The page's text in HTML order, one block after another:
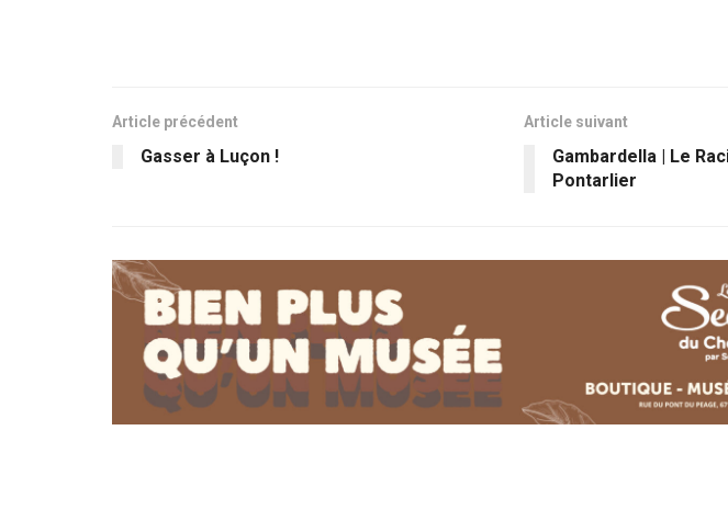
Article précédent
Gasser à Luçon !
Article suivant
Gambardella | Le
Pontarlier